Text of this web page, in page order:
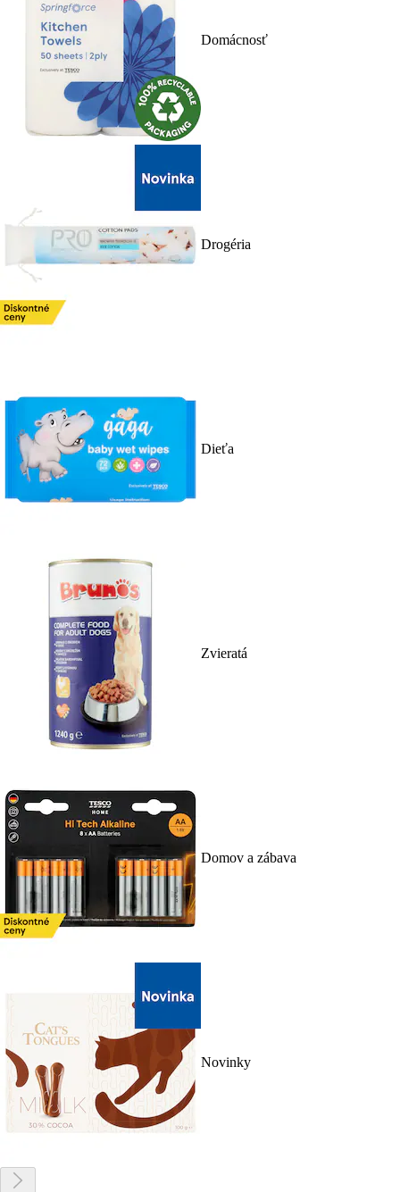
Domácnosť
Drogéria
Dieťa
Zvieratá
Domov a zábava
Novinky